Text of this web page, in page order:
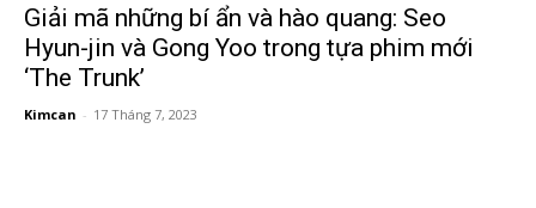
Giải mã những bí ẩn và hào quang: Seo
Hyun-jin và Gong Yoo trong tựa phim mới
‘The Trunk’
Kimcan - 17 Tháng 7, 2023